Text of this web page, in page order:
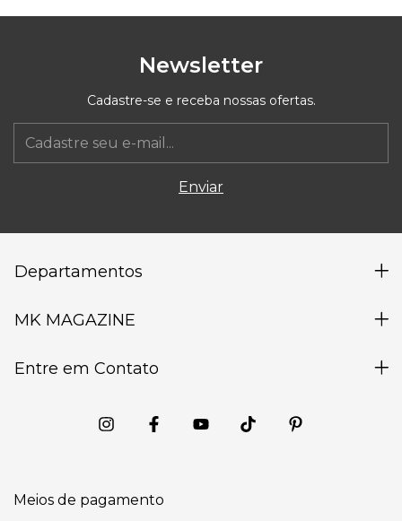
Newsletter
Cadastre-se e receba nossas ofertas.
Departamentos
MK MAGAZINE
Entre em Contato
Meios de pagamento